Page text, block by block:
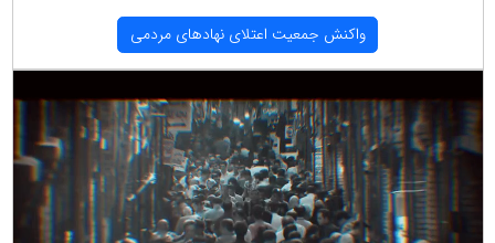
واكنش جمعیت اعتلای نهادهای مردمی